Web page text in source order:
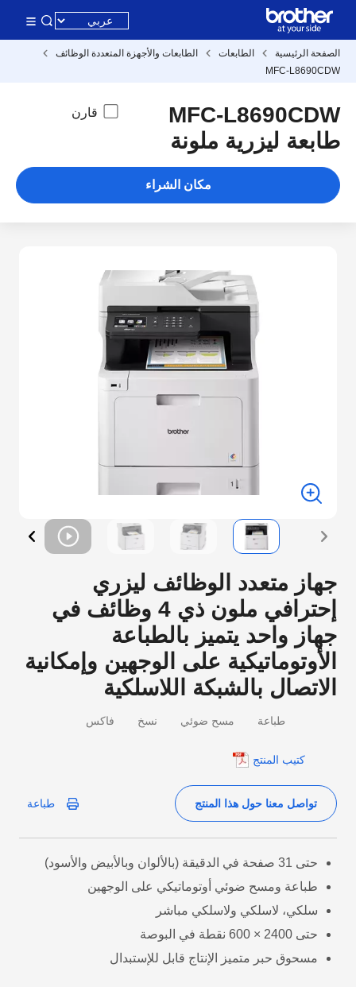
الصفحة الرئيسية الطابعات
الطابعات والأجهزة المتعددة الوظائف
MFC-L8690CDW
MFC-L8690CDW
طابعة ليزرية ملونة
قارن
مكان الشراء
جهاز متعدد الوظائف ليزري
إحترافي ملون ذي 4 وظائف في
جهاز واحد يتميز بالطباعة
الأوتوماتيكية على الوجهين وإمكانية
الاتصال بالشبكة اللاسلكية
طباعة مسح ضوئي نسخ فاكس
كتيب المنتج
تواصل معنا حول هذا المنتج طباعة
حتى 31 صفحة في الدقيقة (بالألوان وبالأبيض والأسود)
طباعة ومسح ضوئي أوتوماتيكي على الوجهين
سلكي، لاسلكي ولاسلكي مباشر
حتى 2400 × 600 نقطة في البوصة
مسحوق حبر متميز الإنتاج قابل للإستبدال